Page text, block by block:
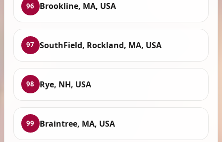
96 Brookline, MA, USA
97 SouthField, Rockland, MA, USA
98 Rye, NH, USA
99 Braintree, MA, USA